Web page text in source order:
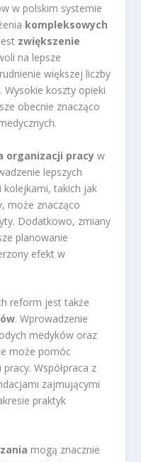
w polskim systemie
kompleksowych
zwiększenie
na lepsze
większej liczby
koszty opieki
obecnie znacząco
organizacji pracy w
lepszych
kolejkami, takich jak
może znacząco
Dodatkowo, zmiany
planowanie
efekt w
reform jest także
. Wprowadzenie
medyków oraz
może pomóc
Współpraca z
zajmującymi
praktyk
mogą znacznie